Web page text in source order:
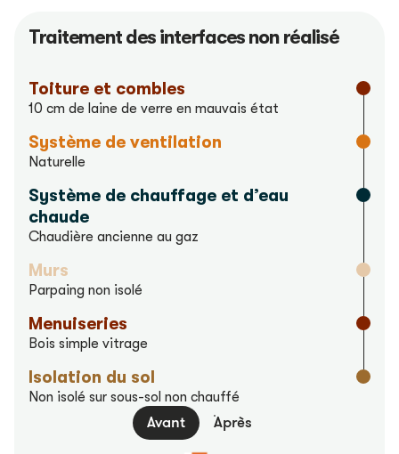
Traitement des interfaces non réalisé
Toiture et combles
10 cm de laine de verre en mauvais état
Système de ventilation
Naturelle
Système de chauffage et d’eau
chaude
Chaudière ancienne au gaz
Murs
Parpaing non isolé
Menuiseries
Bois simple vitrage
Isolation du sol
Non isolé sur sous-sol non chauffé
Avant Après